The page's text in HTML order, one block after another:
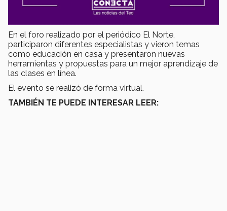
En el foro realizado por el periódico El Norte,
participaron diferentes especialistas y vieron temas
como educación en casa y presentaron nuevas
herramientas y propuestas para un mejor aprendizaje de
las clases en línea.
El evento se realizó de forma virtual.
TAMBIÉN TE PUEDE INTERESAR LEER: